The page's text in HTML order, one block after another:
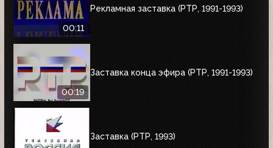
00:11
Рекламная заставка (РТР, 1991-1993)
00:19
Заставка конца эфира (РТР, 1991-1993)
Заставка (РТР, 1993)